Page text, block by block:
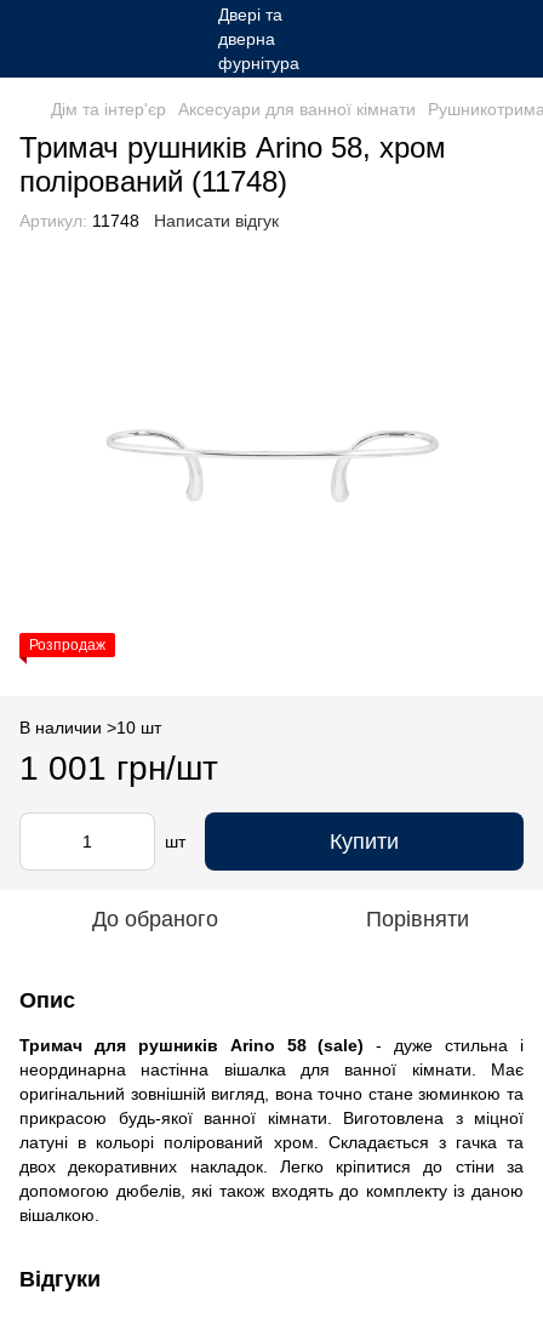
Дім та інтер'єр Аксесуари для ванної кімнати
Тримач рушників Arino 58, хром
полірований (11748)
Артикул: 11748 Написати відгук
Розпродаж
В наличии >10 шт
1 001 грн/шт
шт Купити
До обраного Порівняти
Опис
Тримач для рушників Arino 58 (sale) - дуже стильна і
неординарна настінна вішалка для ванної кімнати. Має
оригінальний зовнішній вигляд, вона точно стане зюминкою та
прикрасою будь-якої ванної кімнати. Виготовлена з міцної
латуні в кольорі полірований хром. Складається з гачка та
двох декоративних накладок. Легко кріпитися до стіни за
допомогою дюбелів, які також входять до комплекту із даною
вішалкою.
Відгуки